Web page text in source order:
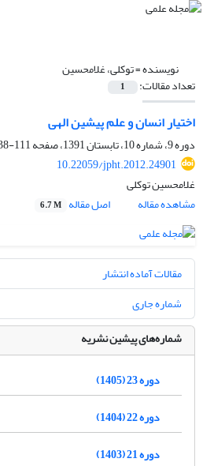
نویسنده =توکلی، غلامحسین
تعداد مقالات: 1
اختیار انسان و علم پیشین الهی
دوره 9، شماره 10، تابستان 1391، صفحه
111-138
10.22059/jpht.2012.24901
غلامحسین توکلی
مشاهده مقاله
اصل مقاله 6.7 M
مقالات آماده انتشار
شماره جاری
شماره‌های پیشین نشریه
دوره 23 (1405)
دوره 22 (1404)
دوره 21 (1403)